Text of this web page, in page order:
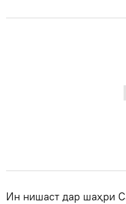
Ин нишаст дар шаҳри